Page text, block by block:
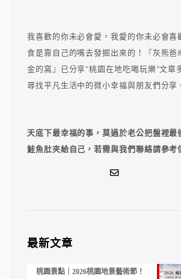
我喜歡的你未必會愛，我愛的你未必會喜
食是靠自己的嘴去發掘出來的！『灰熊爸
金的窩』已分享"桃園在地吃喝玩樂"文章
尋找平凡生活中的微小幸福與朋友們分享
天底下最幸福的事，莫過於老公把盤裡最
鮭魚肚夾給自己，若需與我們聯絡請參考
最新文章
桃園景點｜2026桃園地景藝術節！